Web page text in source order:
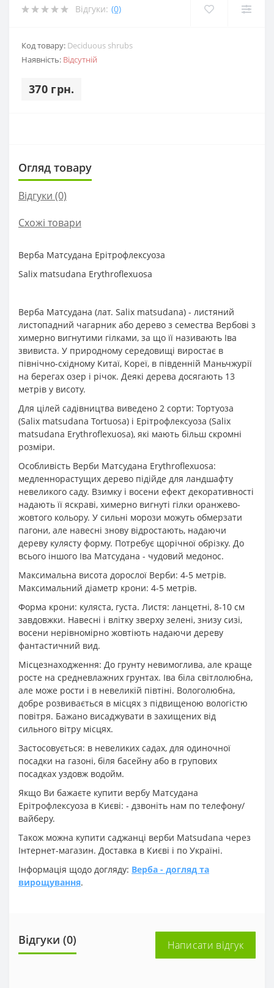
Відгуки: (0)
Код товару: Deciduous shrubs
Наявність: Відсутній
370 грн.
Огляд товару
Відгуки (0)
Схожі товари
Верба Матсудана Ерітрофлексуоза
Salix matsudana Erythroflexuosa
Верба Матсудана (лат. Salix matsudana) - листяний
листопадний чагарник або дерево з семества Вербові з
химерно вигнутими гілками, за що її називають Іва
звивиста. У природному середовищі виростає в
північно-східному Китаї, Кореї, в південній Маньчжурії
на берегах озер і річок. Деякі дерева досягають 13
метрів у висоту.
Для цілей садівництва виведено 2 сорти: Тортуоза
(Salix matsudana Tortuosa) і Ерітрофлексуоза (Salix
matsudana Erythroflexuosa), які мають більш скромні
розміри.
Особливість Верби Матсудана Erythroflexuosa:
медленнорастущих дерево підійде для ландшафту
невеликого саду. Взимку і восени ефект декоративності
надають її яскраві, химерно вигнуті гілки оранжево-
жовтого кольору. У сильні морози можуть обмерзати
пагони, але навесні знову відростають, надаючи
дереву кулясту форму. Потребує щорічної обрізку. До
всього іншого Іва Матсудана - чудовий медонос.
Максимальна висота дорослої Верби: 4-5 метрів.
Максимальний діаметр крони: 4-5 метрів.
Форма крони: куляста, густа. Листя: ланцетні, 8-10 см
завдовжки. Навесні і влітку зверху зелені, знизу сизі,
восени нерівномірно жовтіють надаючи дереву
фантастичний вид.
Місцезнаходження: До грунту невимоглива, але краще
росте на средневлажних грунтах. Іва біла світлолюбна,
але може рости і в невеликій півтіні. Вологолюбна,
добре розвивається в місцях з підвищеною вологістю
повітря. Бажано висаджувати в захищених від
сильного вітру місцях.
Застосовується: в невеликих садах, для одиночної
посадки на газоні, біля басейну або в групових
посадках уздовж водойм.
Якщо Ви бажаєте купити вербу Матсудана
Ерітрофлексуоза в Києві: - дзвоніть нам по телефону/
вайберу.
Також можна купити саджанці верби Matsudana через
Інтернет-магазин. Доставка в Києві і по Україні.
Інформація щодо догляду: Верба - догляд та
вирощування.
Відгуки (0) Написати відгук